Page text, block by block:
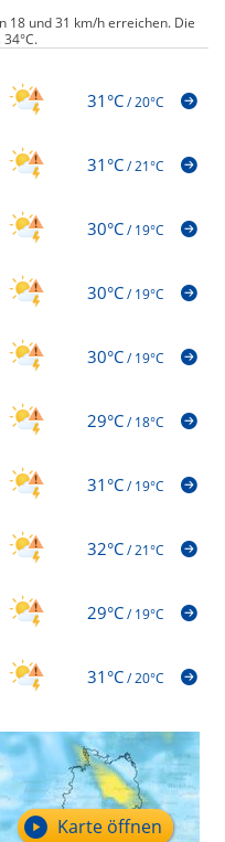
18 und 31 km/h erreichen. Die
31°C/20°C
31°C/21°C
30°C/19°C
30°C/19°C
30°C/19°C
29°C/18°C
31°C/19°C
32°C/21°C
29°C/19°C
31°C/20°C
Karte öffnen